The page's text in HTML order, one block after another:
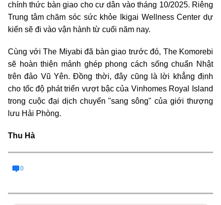
chính thức bàn giao cho cư dân vào tháng 10/2025. Riêng
Trung tâm chăm sóc sức khỏe Ikigai Wellness Center dự
kiến sẽ đi vào vận hành từ cuối năm nay.
Cùng với The Miyabi đã bàn giao trước đó, The Komorebi
sẽ hoàn thiện mảnh ghép phong cách sống chuẩn Nhật
trên đảo Vũ Yên. Đồng thời, đây cũng là lời khẳng định
cho tốc độ phát triển vượt bậc của Vinhomes Royal Island
trong cuộc đại dịch chuyển "sang sông" của giới thượng
lưu Hải Phòng.
Thu Hà
0